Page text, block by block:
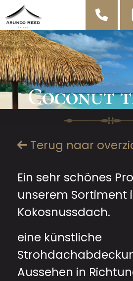
Coconut
Terug naar
Ein sehr schönes
unserem Sortiment
Kokosnussdach.
eine künstliche
Aussehen in